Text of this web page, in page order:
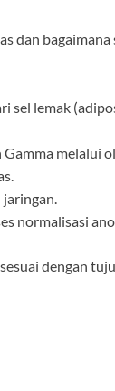
dan
sel lemak
melalui
jaringan.
normalisasi
dengan